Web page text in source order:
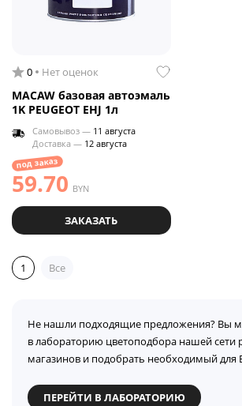
0 Нет оценок
MACAW базовая автоэмаль
1K PEUGEOT EHJ 1л
Самовывоз — 11 августа
Доставка — 12 августа
под заказ
59.70 BYN
ЗАКАЗАТЬ
1 Все
Не нашли подходящие предложения? Вы
в лабораторию цветоподбора нашей сети
магазинов и подобрать необходимый для
ПЕРЕЙТИ В ЛАБОРАТОРИЮ